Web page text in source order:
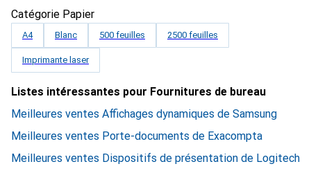
Catégorie Papier
A4 Blanc 500 feuilles 2500 feuilles
Imprimante laser
Listes intéressantes pour Fournitures de bureau
Meilleures ventes Affichages dynamiques de Samsung
Meilleures ventes Porte-documents de Exacompta
Meilleures ventes Dispositifs de présentation de Logitech